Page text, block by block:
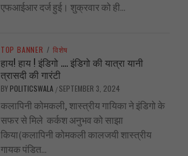
एफआईआर दर्ज हुई। शुक्रवार को ही...
TOP BANNER / विशेष
हाय! हाय ! इंडिगो …. इंडिगो की यात्रा यानी
त्रासदी की गारंटी
BY POLITICSWALA / SEPTEMBER 3, 2024
कलापिनी कोमकली, शास्त्रीय गायिका ने इंडिगो के
सफर से मिले कर्कश अनुभव को साझा
किया(कलापिनी कोमकली कालजयी शास्त्रीय
गायक पंडित...